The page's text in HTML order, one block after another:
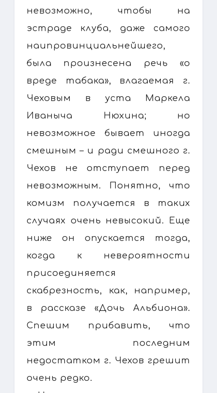
невозможно, чтобы на
эстраде клуба, даже самого
наипровинциальнейшего,
была произнесена речь «о
вреде табака», влагаемая г.
Чеховым в уста Маркела
Иваныча Нюхина; но
невозможное бывает иногда
смешным – и ради смешного г.
Чехов не отступает перед
невозможным. Понятно, что
комизм получается в таких
случаях очень невысокий. Еще
ниже он опускается тогда,
когда к невероятности
присоединяется
скабрезность, как, например,
в рассказе «Дочь Альбиона».
Спешим прибавить, что
этим последним
недостатком г. Чехов грешит
очень редко.